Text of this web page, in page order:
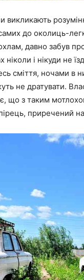
викликають
до околиць-
давно забув
і нікуди не
сміття, ночами в
не дратувати.
що з таким
приречений